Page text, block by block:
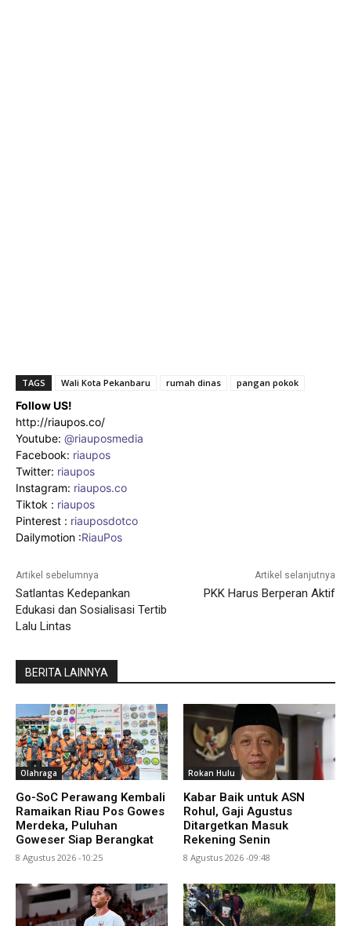
TAGS Wali Kota Pekanbaru rumah dinas pangan pokok
Follow US!
http://riaupos.co/
Youtube: @riauposmedia
Facebook: riaupos
Twitter: riaupos
Instagram: riaupos.co
Tiktok : riaupos
Pinterest : riauposdotco
Dailymotion :RiauPos
Artikel sebelumnya
Satlantas Kedepankan
Edukasi dan Sosialisasi Tertib
Lalu Lintas
Artikel selanjutnya
PKK Harus Berperan Aktif
BERITA LAINNYA
Olahraga
Go-SoC Perawang Kembali
Ramaikan Riau Pos Gowes
Merdeka, Puluhan
Goweser Siap Berangkat
8 Agustus 2026 -10:25
Rokan Hulu
Kabar Baik untuk ASN
Rohul, Gaji Agustus
Ditargetkan Masuk
Rekening Senin
8 Agustus 2026 -09:48